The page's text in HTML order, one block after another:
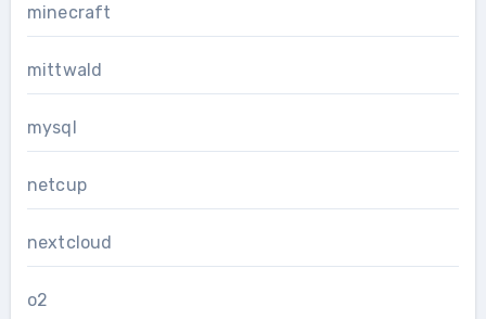
minecraft
mittwald
mysql
netcup
nextcloud
o2